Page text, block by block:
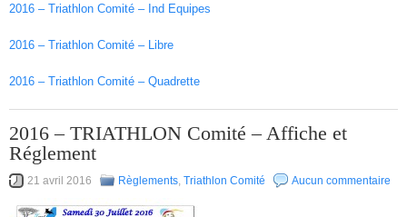
2016 – Triathlon Comité – Ind Equipes
2016 – Triathlon Comité – Libre
2016 – Triathlon Comité – Quadrette
2016 – TRIATHLON Comité – Affiche et
Réglement
21 avril 2016 Règlements Triathlon Comité Aucun commentaire